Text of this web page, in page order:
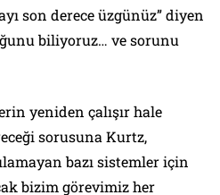
son derece üzgünüz” diyen
biliyoruz… ve sorunu
yeniden çalışır hale
sorusuna Kurtz,
bazı sistemler için
bizim görevimiz her